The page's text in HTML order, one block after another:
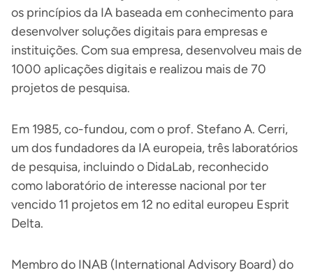
os princípios da IA baseada em conhecimento para
desenvolver soluções digitais para empresas e
instituições. Com sua empresa, desenvolveu mais de
1000 aplicações digitais e realizou mais de 70
projetos de pesquisa.
Em 1985, co-fundou, com o prof. Stefano A. Cerri,
um dos fundadores da IA europeia, três laboratórios
de pesquisa, incluindo o DidaLab, reconhecido
como laboratório de interesse nacional por ter
vencido 11 projetos em 12 no edital europeu Esprit
Delta.
Membro do INAB (International Advisory Board) do